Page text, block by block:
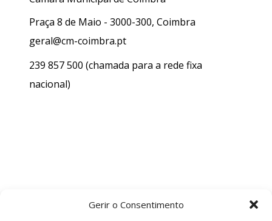
Gerir o Consentimento
Praça 8 de Maio - 3000-300, Coimbra
geral@cm-coimbra.pt
239 857 500 (chamada para a rede fixa
nacional)